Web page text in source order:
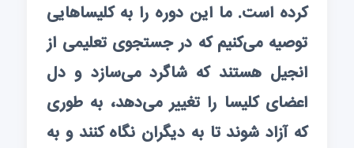
کرده است. ما این دوره را به کلیساهایی
توصیه می‌کنیم که در جستجوی تعلیمی از
انجیل هستند که شاگرد می‌سازد و دل
اعضای کلیسا را تغییر می‌دهد، به طوری
که آزاد شوند تا به دیگران نگاه کنند و به